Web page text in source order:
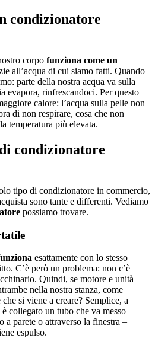
condizionatore
corpo funziona come un
all’acqua di cui siamo fatti. Quando
parte della nostra acqua va sulla
evapora, rinfrescandoci. Per questo
calore: l’acqua sulla pelle non
di non respirare, cosa che non
temperatura più elevata.
condizionatore
tipo di condizionatore in commercio,
sono tante e differenti. Vediamo
possiamo trovare.
esattamente con lo stesso
C’è però un problema: non c’è
Quindi, se motore e unità
nella nostra stanza, come
si viene a creare? Semplice, a
collegato un tubo che va messo
a parete o attraverso la finestra –
espulso.